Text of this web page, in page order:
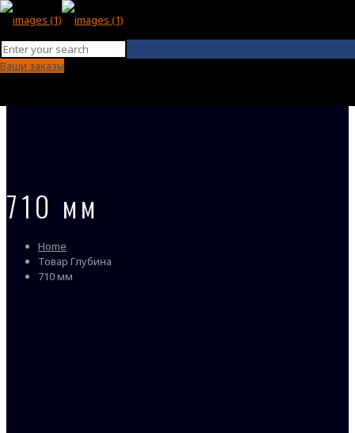
Ваши заказы
710 мм
Home
Товар Глубина
710 мм